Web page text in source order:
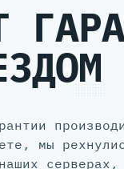
мы
серверах,